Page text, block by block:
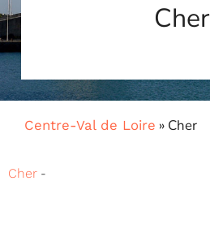
Cher
Centre-Val de Loire » Cher
Cher -